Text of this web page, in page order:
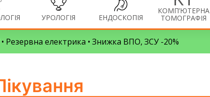
УРОЛОГІЯ ЕНДОСКОПІЯ
КОМП’ЮТЕРНА
ТОМОГРАФІЯ
• Резервна електрика • Знижка ВПО, ЗСУ -20%